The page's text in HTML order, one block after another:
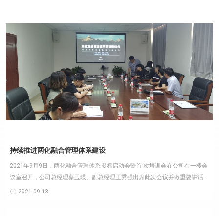
持续推进两化融合管理体系建设
2021年9月9日，两化融合管理体系贯标启动会暨首 次培训会在公司在一楼会
议室召开，公司总经理蔡玉瑛、副总经理王秀强出席此次会议并做重要讲话，
各部门主要负责人列......
2021-09-13